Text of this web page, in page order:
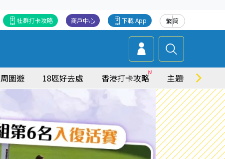
繁简
下載 App
商戶中心
社群打卡攻略
周圍遊 18區好去處 香港打卡攻略 主題特集